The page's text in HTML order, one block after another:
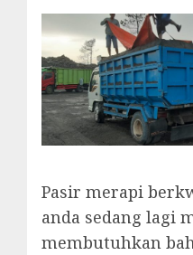
Pasir merapi
anda sedang lagi
membutuhkan